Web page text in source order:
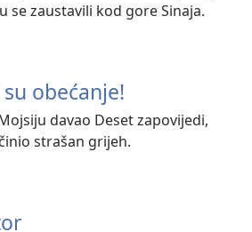
se zaustavili kod gore Sinaja.
obećanje!
davao Deset zapovijedi,
strašan grijeh.